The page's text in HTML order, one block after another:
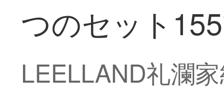
つのセット
LEELLAND礼瀾